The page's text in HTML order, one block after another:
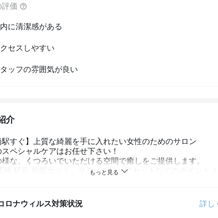
評価
に清潔感がある
セスしやすい
ッフの雰囲気が良い
介
すぐ】上質な綺麗を手に入れたい女性のためのサロン
ペシャルケアはお任せ下さい！
な、くつろいでいただける空間で癒しをご提供します。
橋 駅近 前髪カット、リタッチ、ヘアセットなどのポイントメ
ロナウィルス対策状況
詳し